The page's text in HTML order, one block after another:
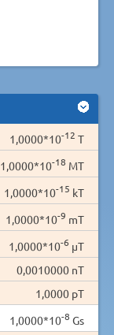
1,0000*10-12 T
1,0000*10-18 MT
1,0000*10-15 kT
1,0000*10-9 mT
1,0000*10-6 µT
0,0010000 nT
1,0000 pT
1,0000*10-8 Gs